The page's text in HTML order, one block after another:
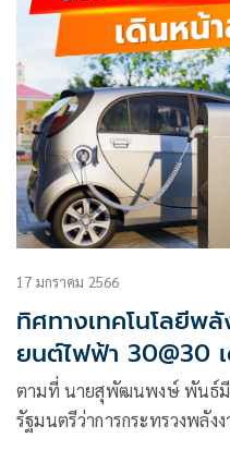
17 มกราคม 2566
ทิศทางเทคโนโลยีพลังงานปี
ยนต์ไฟฟ้า 30@30
ตามที่ นายสุพัฒนพงษ์ พันธ์มี
รัฐมนตรีว่าการกระทรวงพลัง